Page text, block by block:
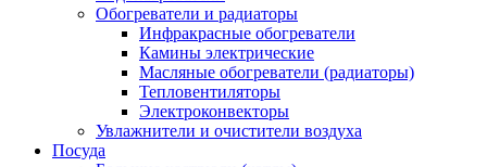
Обогреватели и радиаторы
Инфракрасные обогреватели
Камины электрические
Масляные обогреватели (радиаторы)
Тепловентиляторы
Электроконвекторы
Увлажнители и очистители воздуха
Посуда